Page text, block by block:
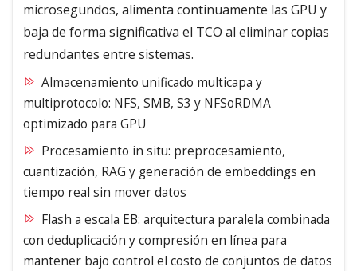
microsegundos, alimenta continuamente las GPU y
baja de forma significativa el TCO al eliminar copias
redundantes entre sistemas.
Almacenamiento unificado multicapa y
multiprotocolo: NFS, SMB, S3 y NFSoRDMA
optimizado para GPU
Procesamiento in situ: preprocesamiento,
cuantización, RAG y generación de embeddings en
tiempo real sin mover datos
Flash a escala EB: arquitectura paralela combinada
con deduplicación y compresión en línea para
mantener bajo control el costo de conjuntos de datos